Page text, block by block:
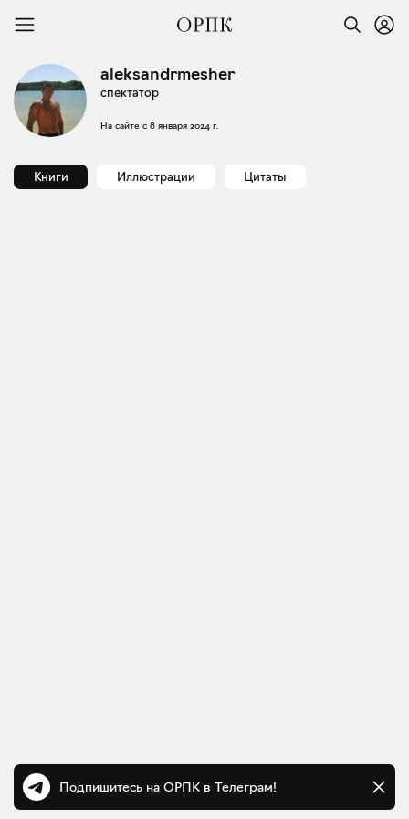
aleksandrmesher
спектатор
На сайте с 8 января 2024 г.
Книги Иллюстрации Цитаты
Подпишитесь на ОРПК в Телеграм!